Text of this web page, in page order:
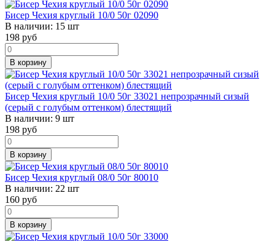
Бисер Чехия круглый 10/0 50г 02090
В наличии: 15 шт
198 руб
В корзину
Бисер Чехия круглый 10/0 50г 33021 непрозрачный сизый
(серый с голубым оттенком) блестящий
В наличии: 9 шт
198 руб
В корзину
Бисер Чехия круглый 08/0 50г 80010
В наличии: 22 шт
160 руб
В корзину